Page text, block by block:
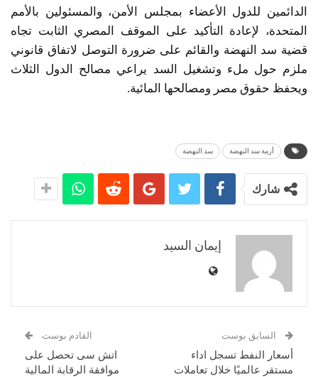
الدائمين للدول الأعضاء بمجلس الأمن، والمسئولين بالأمم
المتحدة، لإعادة التأكيد على الموقف المصري الثابت تجاه
قضية سد النهضة والقائم على ضرورة التوصل لاتفاق قانوني
ملزم حول ملء وتشغيل السد يراعي مصالح الدول الثلاث
ويحفظ حقوق مصر ومصالحها المائية.
أزمة سد النهضة سد النهضة
شارك
إيمان السيد
السابق بوست
أسعار النفط تسجل اداء
مستقر عالميًا خلال تعاملات
القادم بوست
اتش سى تحصل على
موافقة الرقابة المالية